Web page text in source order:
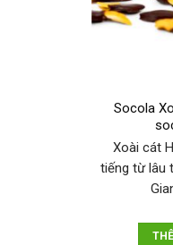
Socola
Xoài cát
tiếng từ lâu